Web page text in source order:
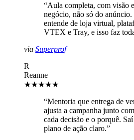
“Aula completa, com visão
negócio, não só do
entende de loja virtual,
VTEX e Tray, e isso faz
via Superprof
R
Reanne
★★★★★
“Mentoria que entrega de
ajusta a campanha junto
cada decisão e o porquê.
plano de ação claro.”